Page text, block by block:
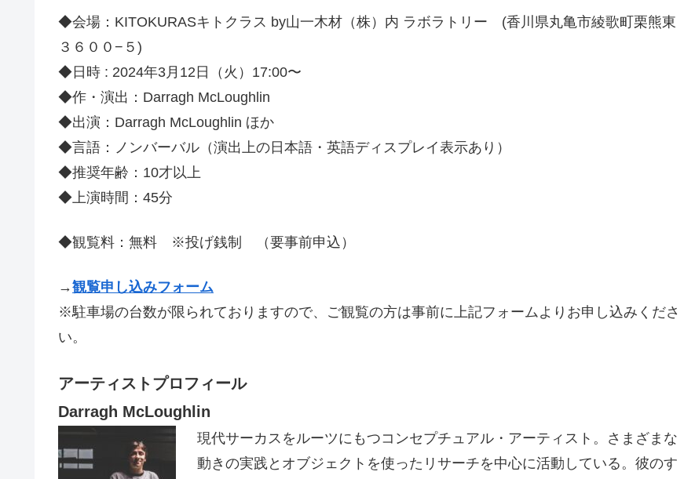
◆会場：KITOKURASキトクラス by山一木材（株）内 ラボラトリー (香川県丸亀市綾歌町栗熊東
３６００−５)
◆日時 : 2024年3月12日（火）17:00〜
◆作・演出：Darragh McLoughlin
◆出演：Darragh McLoughlin ほか
◆言語：ノンバーバル（演出上の日本語・英語ディスプレイ表示あり）
◆推奨年齢：10才以上
◆上演時間：45分
◆観覧料：無料 ※投げ銭制 （要事前申込）
→観覧申し込みフォーム
※駐車場の台数が限られておりますので、ご観覧の方は事前に上記フォームよりお申し込みくださ
い。
アーティストプロフィール
Darragh McLoughlin
現代サーカスをルーツにもつコンセプチュアル・アーティスト。さまざまな
動きの実践とオブジェクトを使ったリサーチを中心に活動している。彼のす